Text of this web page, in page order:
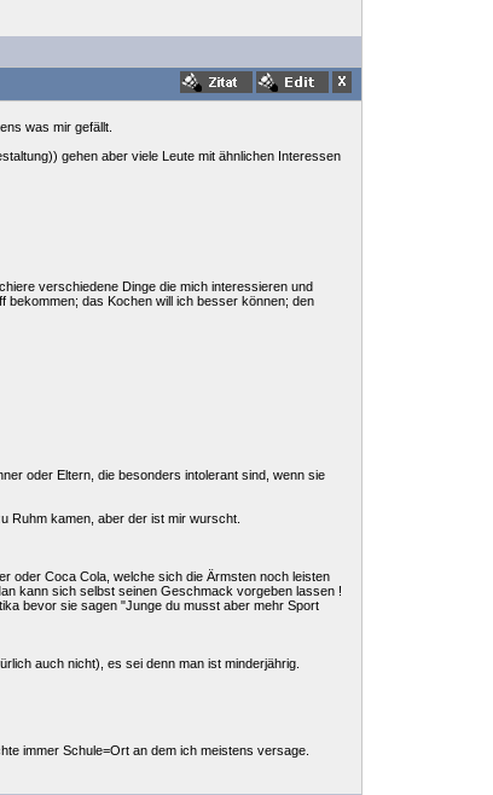
was mir gefällt.
gehen aber viele Leute mit ähnlichen Interessen
verschiedene Dinge die mich interessieren und
bekommen; das Kochen will ich besser können; den
oder Eltern, die besonders intolerant sind, wenn sie
Ruhm kamen, aber der ist mir wurscht.
oder Coca Cola, welche sich die Ärmsten noch leisten
kann sich selbst seinen Geschmack vorgeben lassen !
bevor sie sagen "Junge du musst aber mehr Sport
auch nicht), es sei denn man ist minderjährig.
immer Schule=Ort an dem ich meistens versage.